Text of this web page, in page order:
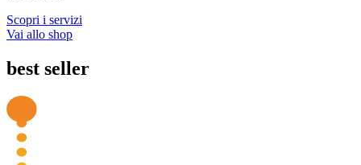
Scopri i servizi
Vai allo shop
best seller